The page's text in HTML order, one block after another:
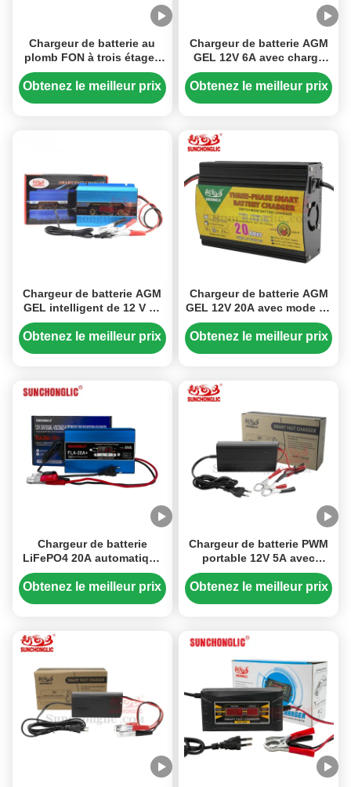
Chargeur de batterie au
plomb FON à trois étages
12V 10A avec entrée AC
150-250V, compatible avec
les batteries AGM et GEL
Obtenez le meilleur prix
Chargeur de batterie AGM
GEL 12V 6A avec charge
triphasée et mode PWM
pour les batteries
Obtenez le meilleur prix
Chargeur de batterie AGM
GEL intelligent de 12 V 20
A pour batteries au plomb
à 50 Hz avec entrée de 220
Obtenez le meilleur prix
Chargeur de batterie AGM
GEL 12V 20A avec mode de
charge en quatre étapes et
protection de la batterie
inverse pour les piles au
Obtenez le meilleur prix
Chargeur de batterie
LiFePO4 20A automatique
avec surveillance de la
tension LCD et conformité
Obtenez le meilleur prix
Chargeur de batterie PWM
portable 12V 5A avec
entrée en trois phases et
anti-déshydratation pour
Obtenez le meilleur prix